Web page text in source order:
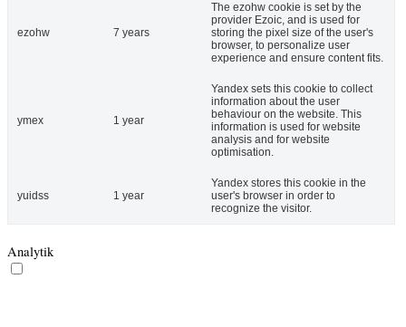
ezohw 7 years
The ezohw cookie is set by the
provider Ezoic, and is used for
storing the pixel size of the user's
browser, to personalize user
experience and ensure content fits.
ymex 1 year
Yandex sets this cookie to collect
information about the user
behaviour on the website. This
information is used for website
analysis and for website
optimisation.
yuidss 1 year
Yandex stores this cookie in the
user's browser in order to
recognize the visitor.
Analytik